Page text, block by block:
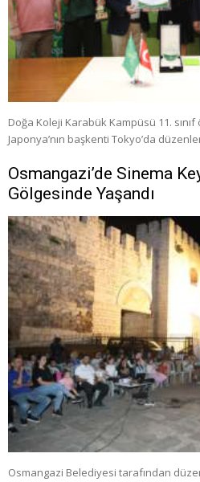
Doğa Koleji Karabük Kampüsü 11. sınıf
Japonya’nın başkenti Tokyo’da
Osmangazi’de Sinema
Gölgesinde Yaşandı
Osmangazi Belediyesi tarafından